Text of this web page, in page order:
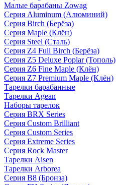
Малые барабаны Zowag
Серия Aluminum (Алюминий)
Серия Birch (Берёза)
Серия Maple (Клён)
Серия Steel (Сталь)
Серия Z4 Full Birch (Берёза)
Серия Z5 Deluxe Poplar (Тополь)
Серия Z6 Fine Maple (Клён)
Серия Z7 Premium Maple (Клён)
Тарелки барабанные
Тарелки Agean
Наборы тарелок
Серия BRX Series
Серия Custom Brilliant
Серия Custom Series
Серия Extreme Series
Серия Rock Master
Тарелки Aisen
Тарелки Arborea
Серия B8 (Бронза)